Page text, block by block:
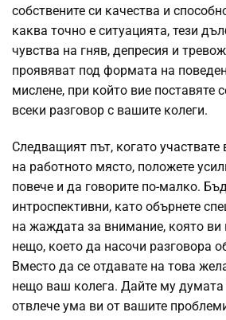
собствените си качества и
каква точно е ситуацията, тези
чувства на гняв, депресия и
проявяват под формата на
мислене, при който вие поставяте
всеки разговор с вашите колеги.
Следващият път, когато участвате
на работното място, положете
повече и да говорите по-малко.
интроспективни, като обърнете
на жаждата за внимание, която ви
нещо, което да насочи разговора
Вместо да се отдавате на това
нещо ваш колега. Дайте му думата
отвлече ума ви от вашите